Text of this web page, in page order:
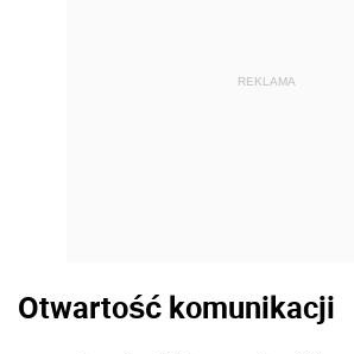
REKLAMA
Otwartość komunikacji